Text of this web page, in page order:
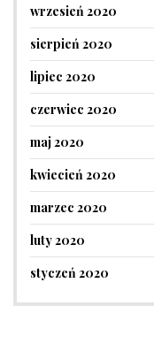
wrzesień 2020
sierpień 2020
lipiec 2020
czerwiec 2020
maj 2020
kwiecień 2020
marzec 2020
luty 2020
styczeń 2020